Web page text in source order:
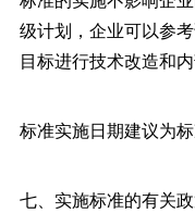
级计划，企业可以参
目标进行技术改造和
标准实施日期建议为标
七、实施标准的有关